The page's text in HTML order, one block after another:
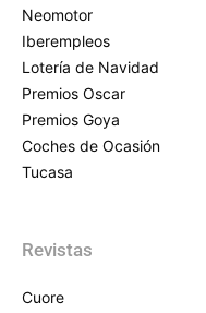
Neomotor
Iberempleos
Lotería de Navidad
Premios Oscar
Premios Goya
Coches de Ocasión
Tucasa
Revistas
Cuore